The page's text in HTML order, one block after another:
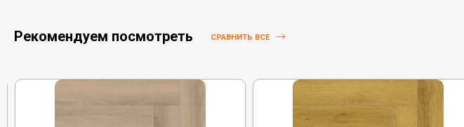
Рекомендуем посмотреть СРАВНИТЬ ВСЕ